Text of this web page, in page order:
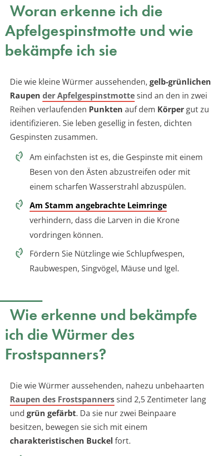
Woran erkenne ich die
Apfelgespinstmotte und wie
bekämpfe ich sie
Die wie kleine Würmer aussehenden, gelb-grünlichen
Raupen der Apfelgespinstmottesind an den in zwei
Reihen verlaufenden Punkten auf dem Körper gut zu
identifizieren. Sie leben gesellig in festen, dichten
Gespinsten zusammen.
Am einfachsten ist es, die Gespinste mit einem
Besen von den Ästen abzustreifen oder mit
einem scharfen Wasserstrahl abzuspülen.
Am Stamm angebrachte Leimringe
verhindern, dass die Larven in die Krone
vordringen können.
Fördern Sie Nützlinge wie Schlupfwespen,
Raubwespen, Singvögel, Mäuse und Igel.
Wie erkenne und bekämpfe
ich die Würmer des
Frostspanners?
Die wie Würmer aussehenden, nahezu unbehaarten
Raupen des Frostspannerssind 2,5 Zentimeter lang
und grün gefärbt. Da sie nur zwei Beinpaare
besitzen, bewegen sie sich mit einem
charakteristischen Buckel fort.